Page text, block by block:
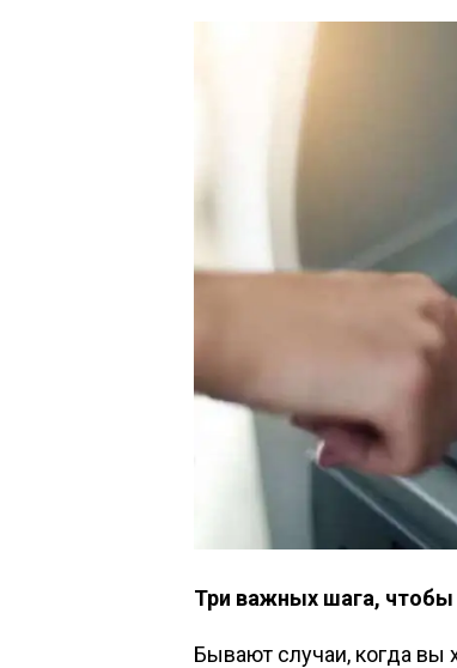
Три важных шага, чтобы
Бывают случаи, когда вы